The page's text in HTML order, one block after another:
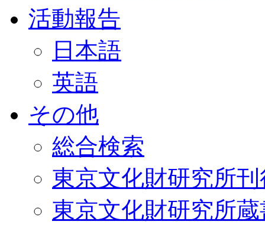
活動報告
日本語
英語
その他
総合検索
東京文化財研究所
東京文化財研究所